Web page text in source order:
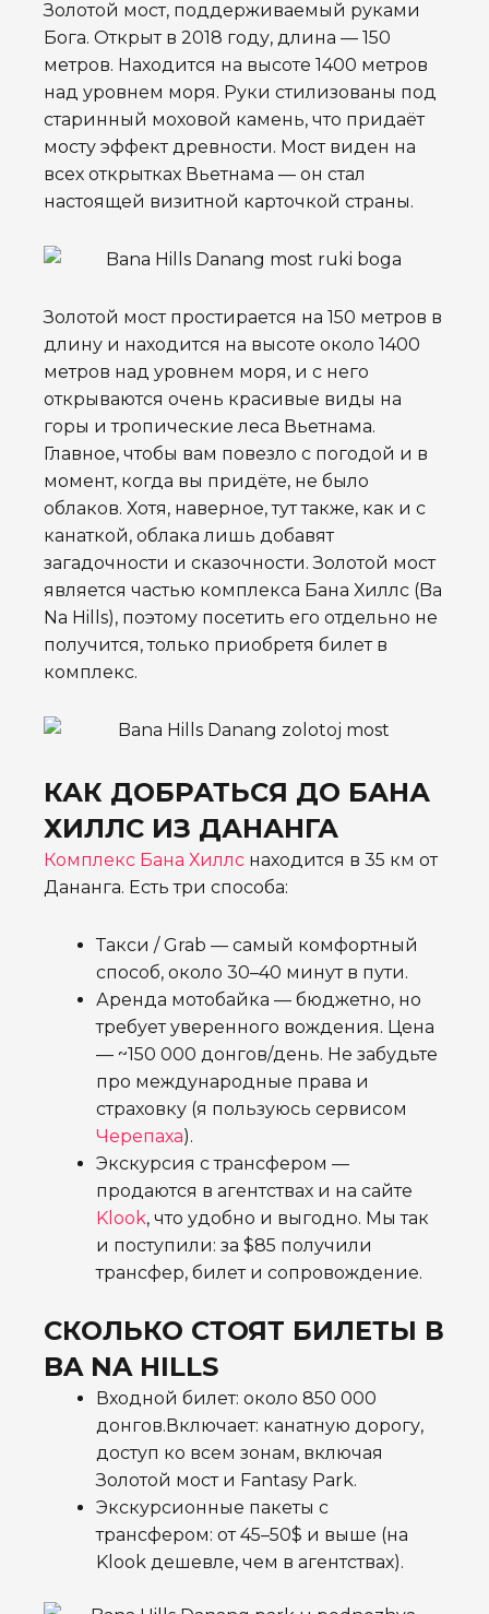
Золотой мост, поддерживаемый руками
Бога. Открыт в 2018 году, длина — 150
метров. Находится на высоте 1400 метров
над уровнем моря. Руки стилизованы под
старинный моховой камень, что придаёт
мосту эффект древности. Мост виден на
всех открытках Вьетнама — он стал
настоящей визитной карточкой страны.
Золотой мост простирается на 150 метров в
длину и находится на высоте около 1400
метров над уровнем моря, и с него
открываются очень красивые виды на
горы и тропические леса Вьетнама.
Главное, чтобы вам повезло с погодой и в
момент, когда вы придёте, не было
облаков. Хотя, наверное, тут также, как и с
канаткой, облака лишь добавят
загадочности и сказочности.Золотой мост
является частью комплекса Бана Хиллс (Ba
Na Hills), поэтому посетить его отдельно не
получится, только приобретя билет в
комплекс.
КАК ДОБРАТЬСЯ ДО БАНА
ХИЛЛС ИЗ ДАНАНГА
Комплекс Бана Хиллс находится в 35 км от
Дананга. Есть три способа:
Такси / Grab — самый комфортный
способ, около 30–40 минут в пути.
Аренда мотобайка — бюджетно, но
требует уверенного вождения. Цена
— ~150 000 донгов/день. Не забудьте
про международные права и
страховку (я пользуюсь сервисом
Черепаха).
Экскурсия с трансфером —
продаются в агентствах и на сайте
Klook, что удобно и выгодно. Мы так
и поступили: за $85 получили
трансфер, билет и сопровождение.
СКОЛЬКО СТОЯТ БИЛЕТЫ В
BA NA HILLS
Входной билет: около 850 000
донгов.Включает: канатную дорогу,
доступ ко всем зонам, включая
Золотой мост и Fantasy Park.
Экскурсионные пакеты с
трансфером: от 45–50$ и выше (на
Klook дешевле, чем в агентствах).